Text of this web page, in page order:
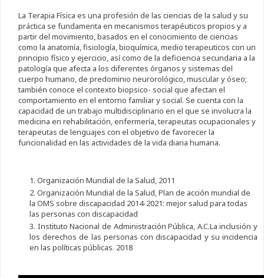
La Terapia Física es una profesión de las ciencias de la salud y su
práctica se fundamenta en mecanismos terapéuticos propios y a
partir del movimiento, basados en el conocimiento de ciencias
como la anatomía, fisiología, bioquímica, medio terapeuticos con un
principio físico y ejercicio, así como de la deficiencia secundaria a la
patología que afecta a los diferentes órganos y sistemas del
cuerpo humano, de predominio neurorológico, muscular y óseo;
también conoce el contexto biopsico- social que afectan el
comportamiento en el entorno familiar y social. Se cuenta con la
capacidad de un trabajo multidisciplinario en el que se involucra la
medicina en rehabilitación, enfermería, terapeutas ocupacionales y
terapeutas de lenguajes con el objetivo de favorecer la
funcionalidad en las actividades de la vida diaria humana.
1. Organización Mundial de la Salud, 2011
2. Organización Mundial de la Salud, Plan de acción mundial de
la OMS sobre discapacidad 2014-2021: mejor salud para todas
las personas con discapacidad
3. Instituto Nacional de Administración Pública, A.C.La inclusión y
los derechos de las personas con discapacidad y su incidencia
en las políticas públicas. 2018